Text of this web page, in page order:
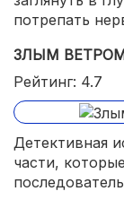
потрепать
ЗЛЫМ
Рейтинг: 4.7
Детективная
части,